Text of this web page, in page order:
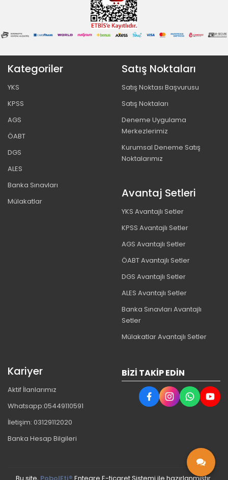
Kategoriler
YKS
KPSS
AGS
ÖABT
DGS
ALES
Banka Sınavları
Mülakatlar
Satış Noktaları
Satış Noktası Başvurusu
Satış Noktaları
Deneme Uygulama
Merkezlerimiz
Kurumsal Deneme Satış
Noktalarımız
Avantaj Setleri
YKS Avantajlı Setler
KPSS Avantajlı Setler
AGS Avantajlı Setler
ÖABT Avantajlı Setler
DGS Avantajlı Setler
ALES Avantajlı Setler
Banka Sınavları Avantajlı
Setler
Mülakatlar Avantajlı Setler
Kariyer
Aktif İlanlarımız
Whatsapp:05449110591
İletişim: 03129112020
Banka Hesap Bilgileri
BIZI TAKIP EDIN